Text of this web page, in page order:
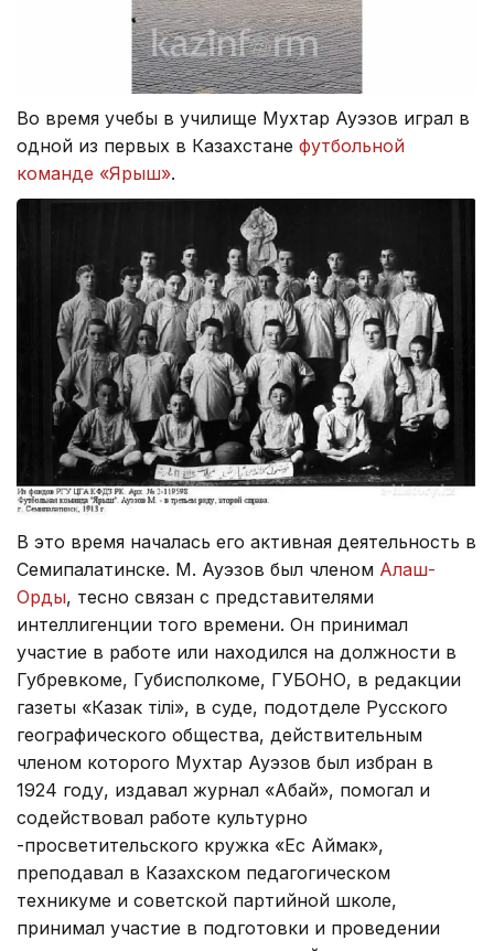
Во время учебы в училище Мухтар Ауэзов играл в
одной из первых в Казахстане футбольной
команде «Ярыш».
В это время началась его активная деятельность в
Семипалатинске. М. Ауэзов был членом Алаш-
Орды, тесно связан с представителями
интеллигенции того времени. Он принимал
участие в работе или находился на должности в
Губревкоме, Губисполкоме, ГУБОНО, в редакции
газеты «Казак тілі», в суде, подотделе Русского
географического общества, действительным
членом которого Мухтар Ауэзов был избран в
1924 году, издавал журнал «Абай», помогал и
содействовал работе культурно
-просветительского кружка «Ес Аймак»,
преподавал в Казахском педагогическом
техникуме и советской партийной школе,
принимал участие в подготовки и проведении